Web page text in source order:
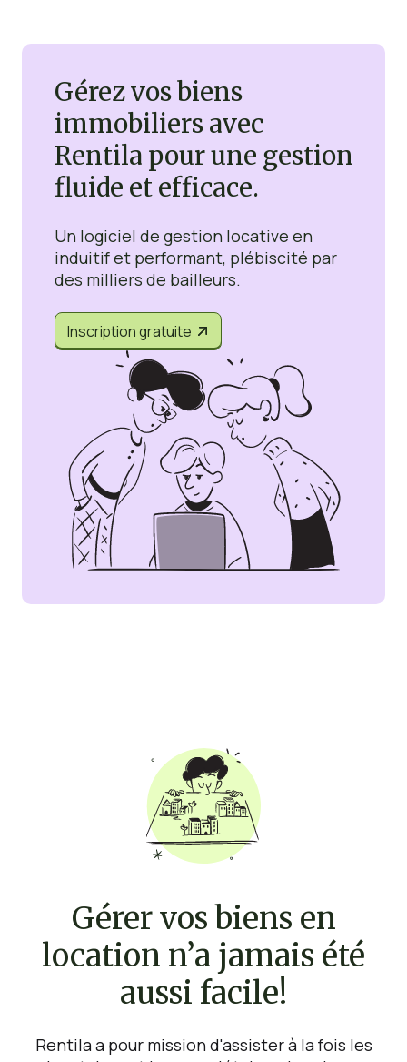
Gérez vos biens
immobiliers avec
Rentila pour une gestion
fluide et efficace.
Un logiciel de gestion locative en
induitif et performant, plébiscité par
des milliers de bailleurs.
Inscription gratuite 

Gérer vos biens en
location n’a jamais été
aussi facile!
Rentila a pour mission d'assister à la fois les